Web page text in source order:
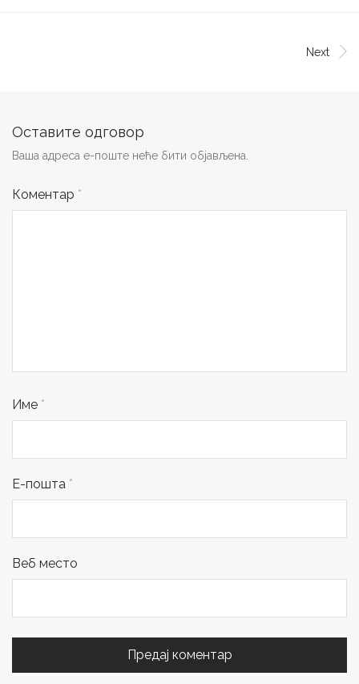
Next
Оставите одговор
Ваша адреса е-поште неће бити објављена.
Коментар *
Име *
Е-пошта *
Веб место